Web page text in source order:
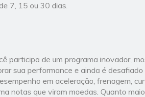
7, 15 ou 30 dias.
participa de um programa inovador,
sua performance e ainda é desafiado
em aceleração, frenagem,
notas que viram moedas. Quanto